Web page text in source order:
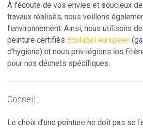
À l’écoute de vos envies et soucieux
travaux réalisés, nous veillons
l’environnement. Ainsi, nous utilisons
peinture certifiés Ecolabel européen
d’hygiène) et nous privilégions les
pour nos déchets spécifiques.
Conseil :
Le choix d’une peinture ne doit pas se